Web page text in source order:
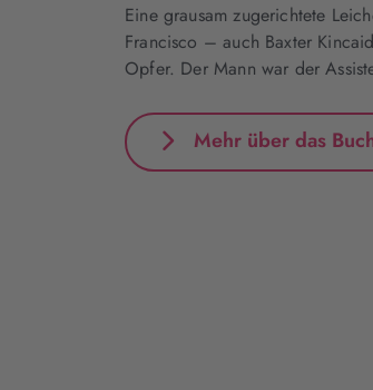
Eine grausam zugerichtete
Francisco – auch Baxter
Opfer. Der Mann war der
Mehr über das